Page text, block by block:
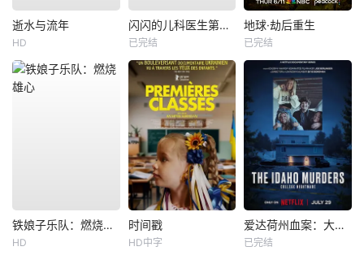
逝水与流年
HD
闪闪的儿科医生第四季
已完结
地球·劫后重生
已完结
铁娘子乐队：燃烧雄心
HD
时间戳
HD中字
爱达荷州血案：大学梦魇
已完结